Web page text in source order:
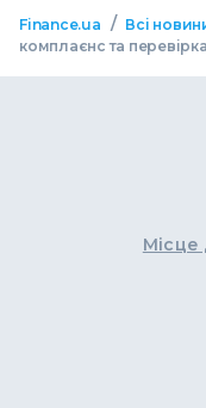
Finance.ua / Всі
комплаєнс та
Місце